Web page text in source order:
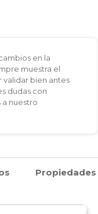
en la
muestra el
bien antes
dudas con
nuestro
Propiedades